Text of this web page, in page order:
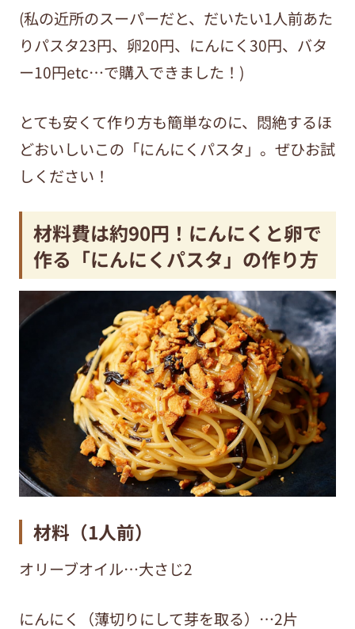
(私の近所のスーパーだと、だいたい1人前あた
りパスタ23円、卵20円、にんにく30円、バタ
ー10円etc…で購入できました！)
とても安くて作り方も簡単なのに、悶絶するほ
どおいしいこの「にんにくパスタ」。ぜひお試
しください！
材料費は約90円！にんにくと卵で
作る「にんにくパスタ」の作り方
材料（1人前）
オリーブオイル…大さじ2
にんにく（薄切りにして芽を取る）…2片